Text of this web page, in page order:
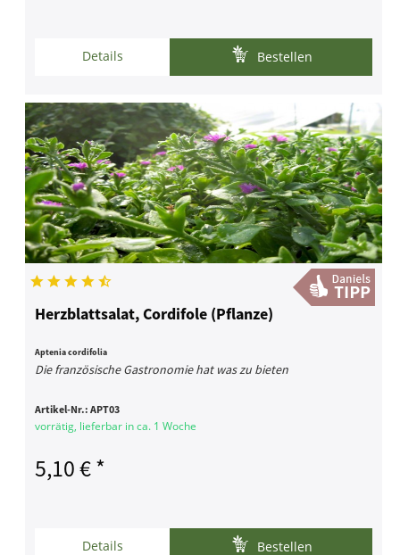
Details Bestellen
Herzblattsalat, Cordifole (Pflanze)
Aptenia cordifolia
Die französische Gastronomie hat was zu bieten
Artikel-Nr.:APT03
vorrätig, lieferbar in ca. 1 Woche
5,10 € *
Details Bestellen